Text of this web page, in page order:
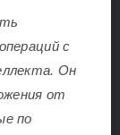
с
Он
от
по